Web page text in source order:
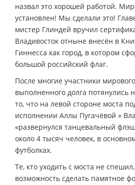
назвал это хорошей работой.
установлен! Мы сделали это!
мистер Глиндей вручил
Владивосток отныне внесён в
Гиннесса как город, в котором
большой российский флаг.
После многие участники
выполненного долга потянулись
то, что на левой стороне моста
исполнении Аллы Пугачёвой »
«развернулся танцевальный
около 4 тысяч человек, в
футболках.
Те, кто уходить с моста не
возможность сделать памятное